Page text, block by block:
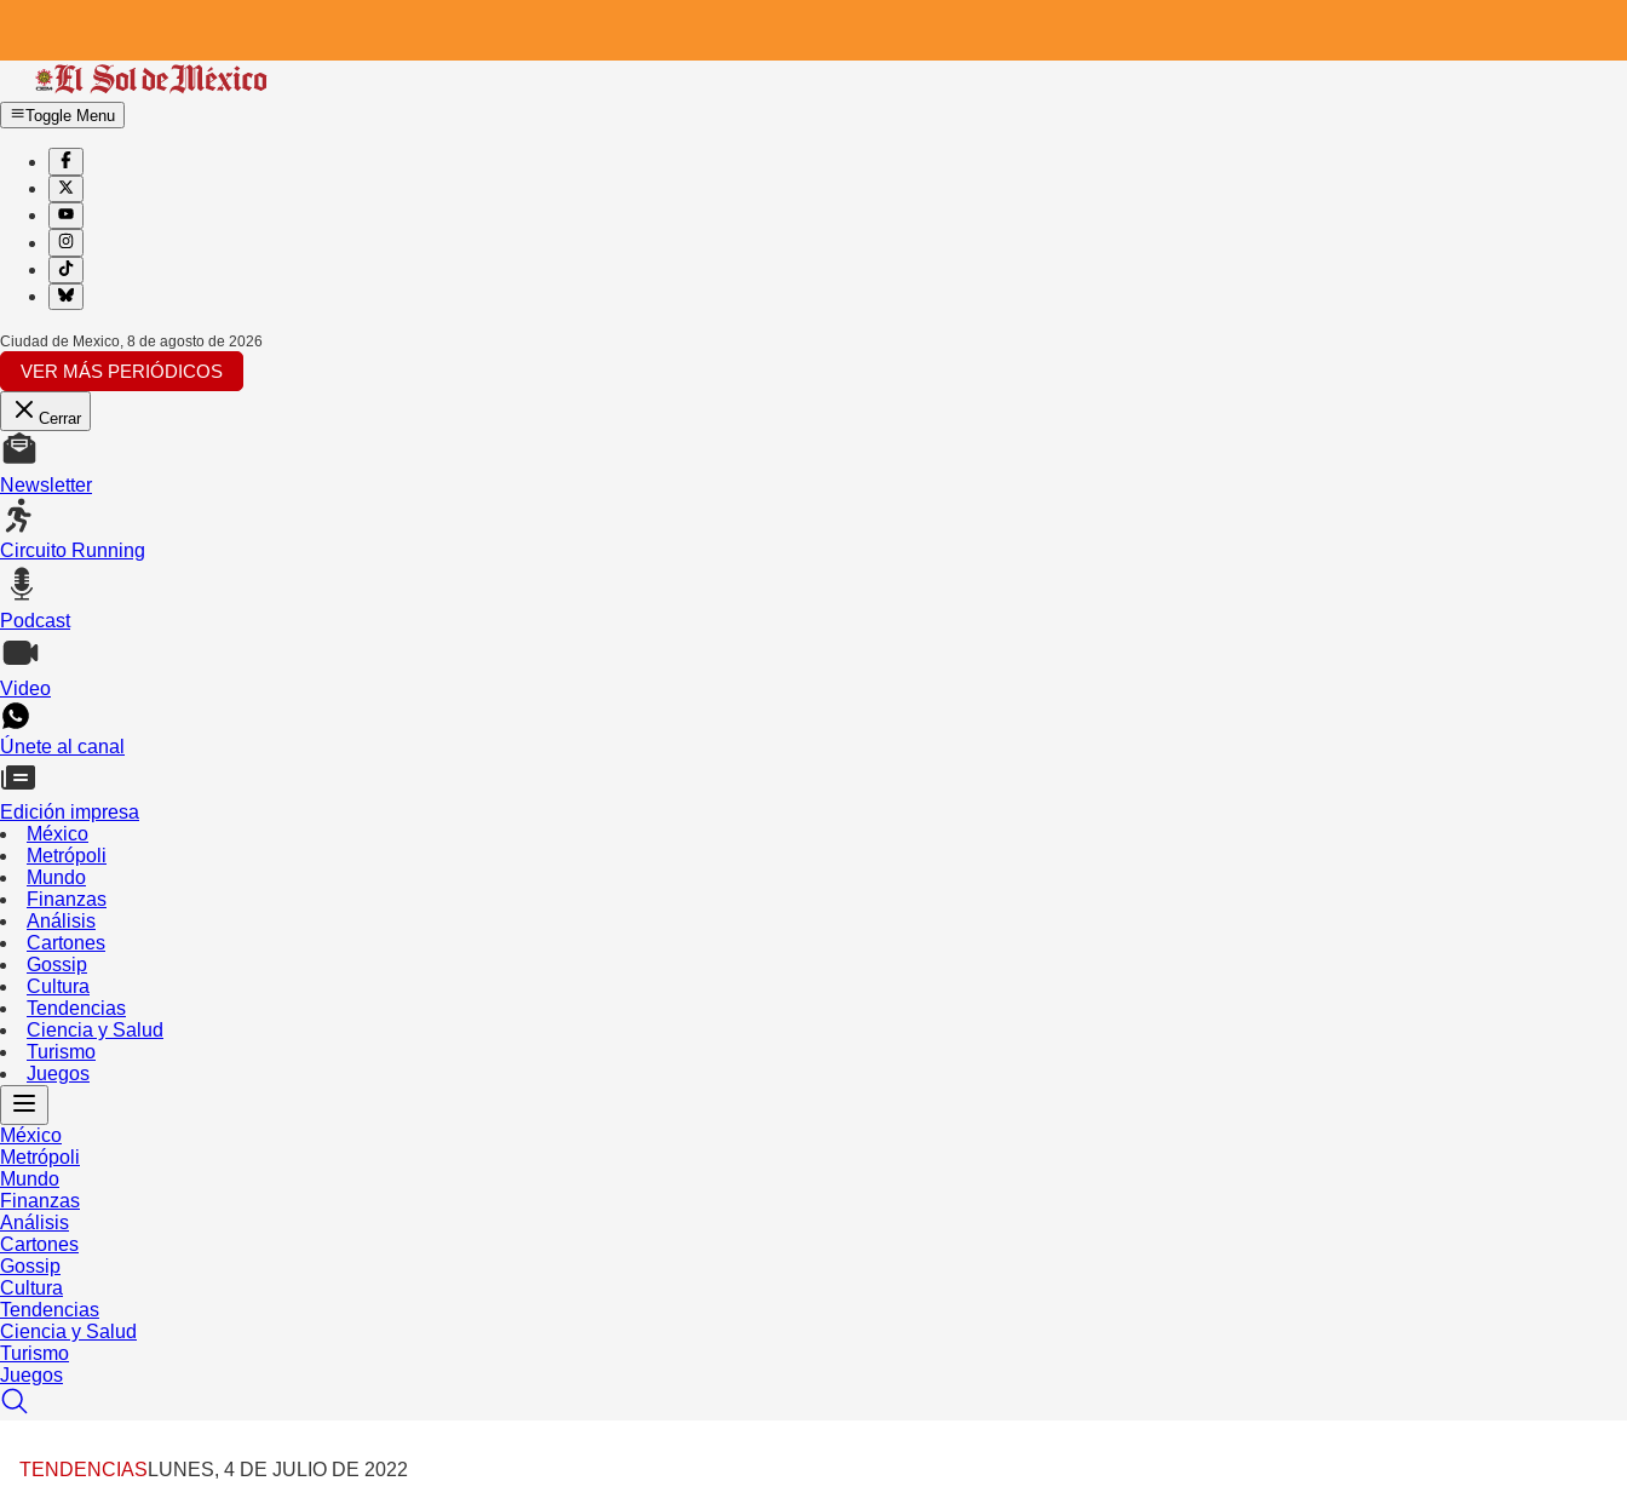
Toggle Menu
Ciudad de Mexico, 8 de agosto de 2026
VER MÁS PERIÓDICOS
Cerrar
Newsletter
Circuito Running
Podcast
Video
Únete al canal
Edición impresa
México
Metrópoli
Mundo
Finanzas
Análisis
Cartones
Gossip
Cultura
Tendencias
Ciencia y Salud
Turismo
Juegos
México
Metrópoli
Mundo
Finanzas
Análisis
Cartones
Gossip
Cultura
Tendencias
Ciencia y Salud
Turismo
Juegos
TENDENCIAS LUNES, 4 DE JULIO DE 2022